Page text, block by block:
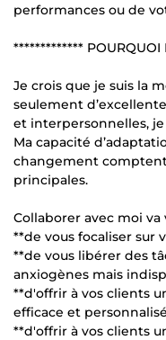
performances ou de
*************
Je crois que je suis la
seulement
et interpersonnelles, je
Ma capacité
changement
principales.
Collaborer avec moi
**de vous focaliser
**de vous libérer des
anxiogènes mais
**d'offrir à vos clients
efficace et personnalisé
**d'offrir à vos clients